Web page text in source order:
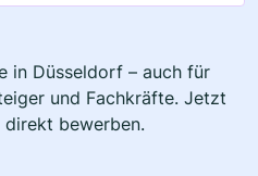
in Düsseldorf – auch für
und Fachkräfte. Jetzt
bewerben.